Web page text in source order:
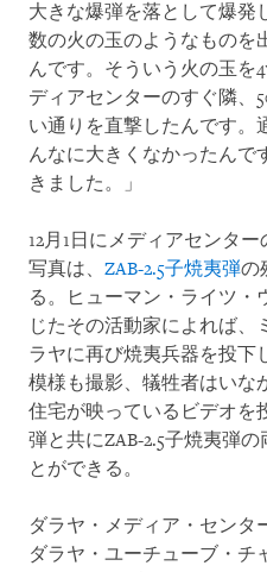
大きな爆弾を落として爆発
数の火の玉のようなものを
んです。そういう火の玉を
ディアセンターのすぐ隣、
い通りを直撃したんです。
んなに大きくなかったんで
きました。」
12月1日にメディアセンタ
写真は、 ZAB-2.5子焼夷弾の
る。ヒューマン・ライツ・
じたその活動家によれば、
ラヤに再び焼夷兵器を投下
模様も撮影、犠牲者はいな
住宅が映っているビデオを
弾と共にZAB-2.5子焼夷弾
とができる。
ダラヤ・メディア・センタ
ダラヤ・ユーチューブ・チ